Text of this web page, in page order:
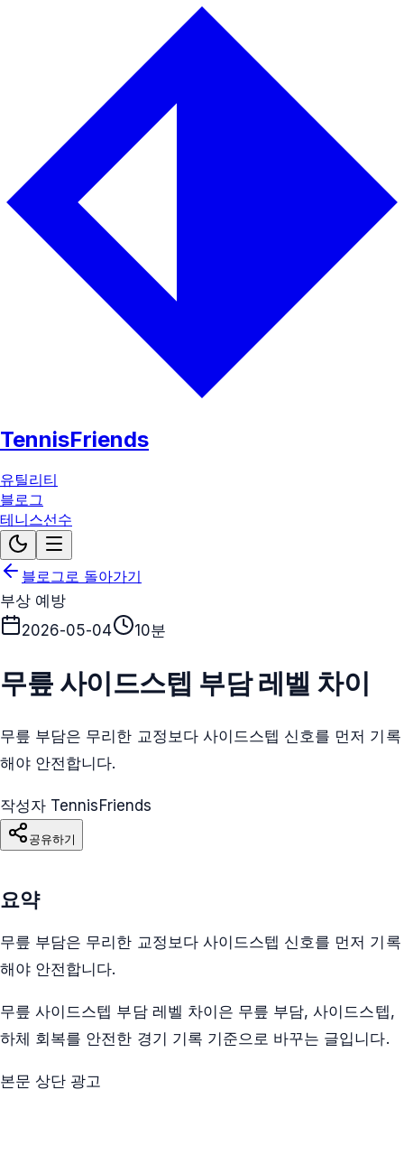
TennisFriends
유틸리티
블로그
테니스선수
블로그로 돌아가기
부상 예방
2026-05-04
10분
무릎 사이드스텝 부담 레벨 차이
무릎 부담은 무리한 교정보다 사이드스텝 신호를 먼저 기록
해야 안전합니다.
작성자 TennisFriends
공유하기
요약
무릎 부담은 무리한 교정보다 사이드스텝 신호를 먼저 기록
해야 안전합니다.
무릎 사이드스텝 부담 레벨 차이은 무릎 부담, 사이드스텝,
하체 회복를 안전한 경기 기록 기준으로 바꾸는 글입니다.
본문 상단 광고